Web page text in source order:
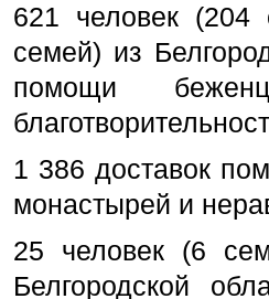
621 человек (204
семей) из
помощи
1 386 доставок
монастырей и
25 человек (6
Белгородской